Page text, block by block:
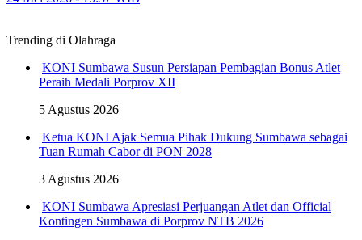
Trending di Olahraga
KONI Sumbawa Susun Persiapan Pembagian Bonus Atlet
Peraih Medali Porprov XII
5 Agustus 2026
Ketua KONI Ajak Semua Pihak Dukung Sumbawa sebagai
Tuan Rumah Cabor di PON 2028
3 Agustus 2026
KONI Sumbawa Apresiasi Perjuangan Atlet dan Official
Kontingen Sumbawa di Porprov NTB 2026